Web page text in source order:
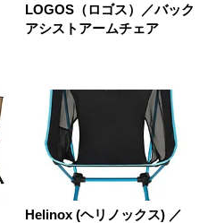
LOGOS（ロゴス）／バック
アシストアームチェア
Helinox (ヘリノックス) ／